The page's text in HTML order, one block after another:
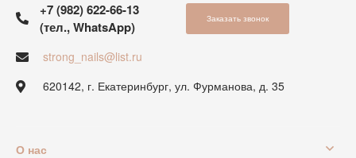
+7 (982) 622-66-13
(тел., WhatsApp)
Заказать звонок
strong_nails@list.ru
620142, г. Екатеринбург, ул. Фурманова, д. 35
О нас